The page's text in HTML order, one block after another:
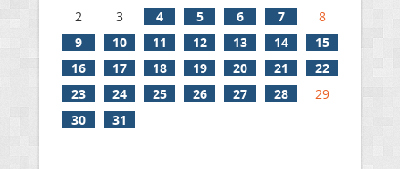
2
3 4 5 6 7
8
9
10 11 12 13 14
15
16
17 18 19 20 21
22
23
24 25 26 27 28
29
30
31